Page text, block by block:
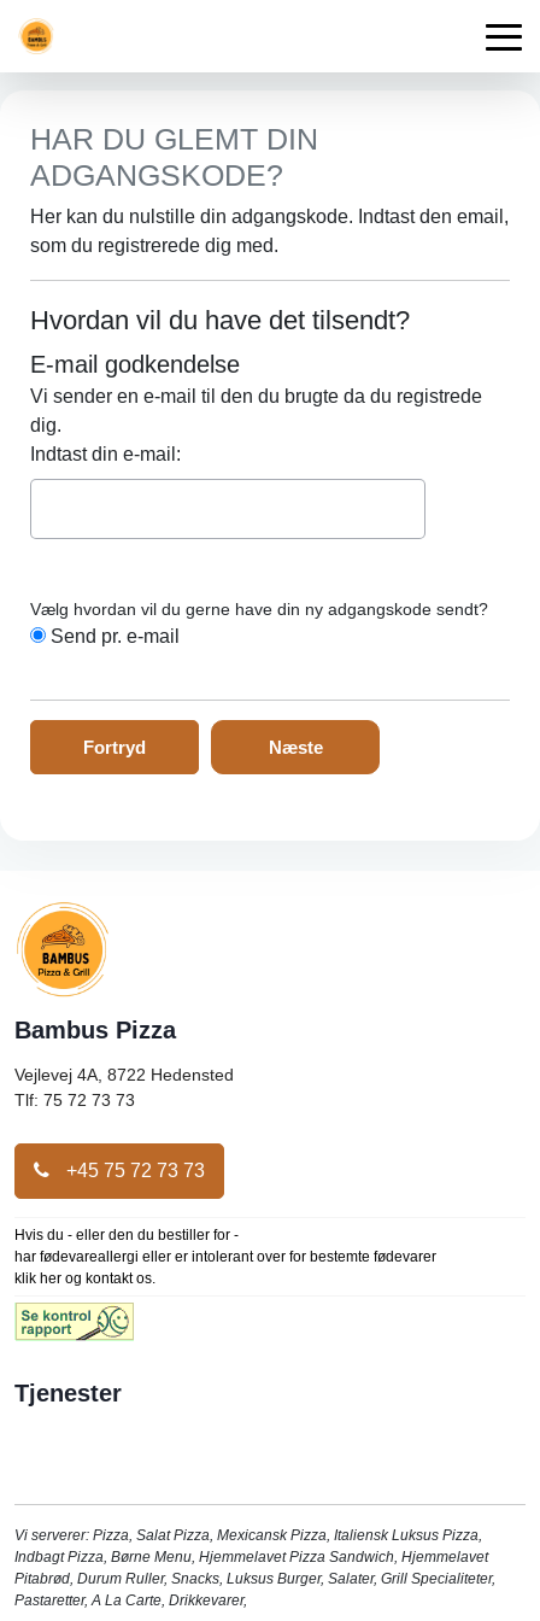
HAR DU GLEMT DIN
ADGANGSKODE?
Her kan du nulstille din adgangskode. Indtast den email,
som du registrerede dig med.
Hvordan vil du have det tilsendt?
E-mail godkendelse
Vi sender en e-mail til den du brugte da du registrede
dig.
Indtast din e-mail:
Vælg hvordan vil du gerne have din ny adgangskode sendt?
Send pr. e-mail
Fortryd Næste
Bambus Pizza
Vejlevej 4A, 8722 Hedensted
Tlf: 75 72 73 73
+45 75 72 73 73
Hvis du - eller den du bestiller for -
har fødevareallergi eller er intolerant over for bestemte fødevarer
klik her og kontakt os.
Tjenester
Vi serverer: Pizza, Salat Pizza, Mexicansk Pizza, Italiensk Luksus Pizza,
Indbagt Pizza, Børne Menu, Hjemmelavet Pizza Sandwich, Hjemmelavet
Pitabrød, Durum Ruller, Snacks, Luksus Burger, Salater, Grill Specialiteter,
Pastaretter,A La Carte, Drikkevarer,